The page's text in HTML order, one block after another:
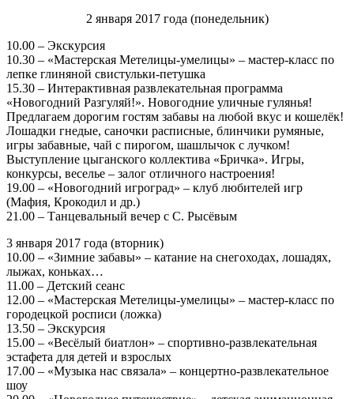
2 января 2017 года (понедельник)
10.00 – Экскурсия
10.30 – «Мастерская Метелицы-умелицы» – мастер-класс по
лепке глиняной свистульки-петушка
15.30 – Интерактивная развлекательная программа
«Новогодний Разгуляй!». Новогодние уличные гулянья!
Предлагаем дорогим гостям забавы на любой вкус и кошелёк!
Лошадки гнедые, саночки расписные, блинчики румяные,
игры забавные, чай с пирогом, шашлычок с лучком!
Выступление цыганского коллектива «Бричка». Игры,
конкурсы, веселье – залог отличного настроения!
19.00 – «Новогодний игроград» – клуб любителей игр
(Мафия, Крокодил и др.)
21.00 – Танцевальный вечер с С. Рысёвым
3 января 2017 года (вторник)
10.00 – «Зимние забавы» – катание на снегоходах, лошадях,
лыжах, коньках…
11.00 – Детский сеанс
12.00 – «Мастерская Метелицы-умелицы» – мастер-класс по
городецкой росписи (ложка)
13.50 – Экскурсия
15.00 – «Весёлый биатлон» – спортивно-развлекательная
эстафета для детей и взрослых
17.00 – «Музыка нас связала» – концертно-развлекательное
шоу